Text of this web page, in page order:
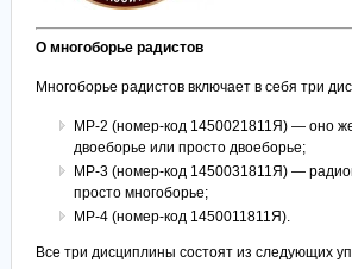
О многоборье радистов
Многоборье радистов включает в себя три
МР-2 (номер-код 1450021811Я) — оно
двоеборье или просто двоеборье;
МР-3 (номер-код 1450031811Я) —
просто многоборье;
МР-4 (номер-код 1450011811Я).
Все три дисциплины состоят из следующих